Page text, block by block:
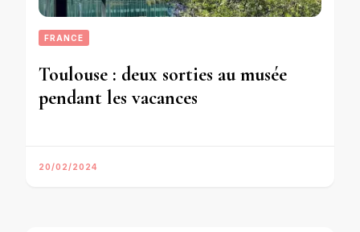
FRANCE
Toulouse : deux sorties au musée
pendant les vacances
20/02/2024